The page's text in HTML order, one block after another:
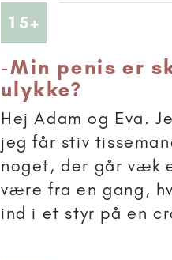
15+
-Min penis er
ulykke?
Hej Adam og Eva.
jeg får stiv
noget, der går væk
være fra en gang,
ind i et styr på en